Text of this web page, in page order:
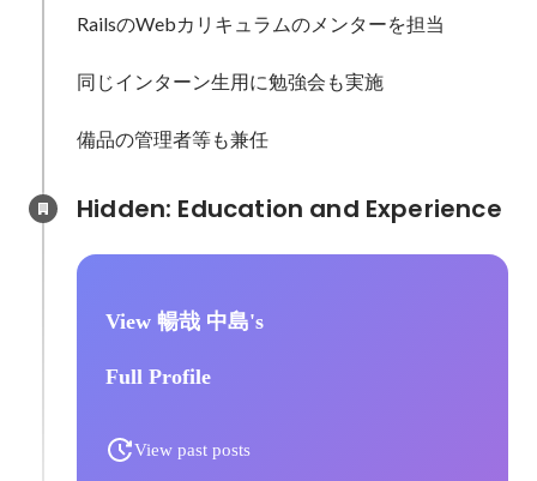
RailsのWebカリキュラムのメンターを担当
同じインターン生用に勉強会も実施
備品の管理者等も兼任
View 暢哉 中島's
Full Profile
View past posts